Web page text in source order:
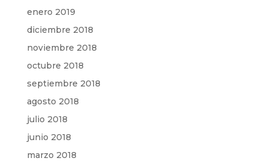
enero 2019
diciembre 2018
noviembre 2018
octubre 2018
septiembre 2018
agosto 2018
julio 2018
junio 2018
marzo 2018